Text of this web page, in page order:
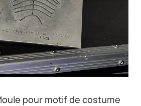
pour motif de costume